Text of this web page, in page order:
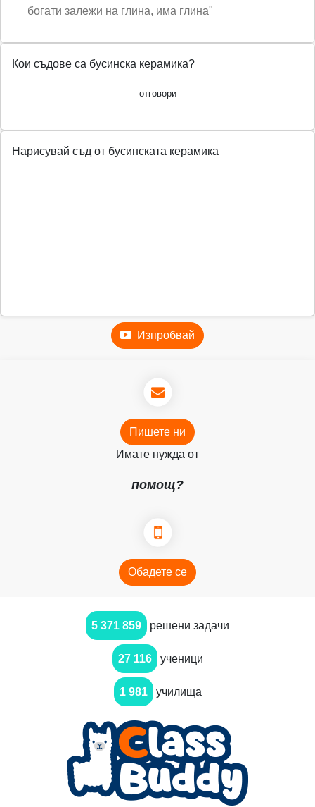
богати залежи на глина, има глина"
Кои съдове са бусинска керамика?
отговори
Нарисувай съд от бусинската керамика
Изпробвай
Пишете ни
Имате нужда от
помощ?
Обадете се
5 371 859 решени задачи
27 116 ученици
1 981 училища